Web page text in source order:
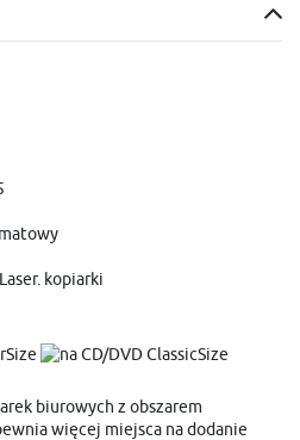
kopiarki
biurowych z obszarem
więcej miejsca na dodanie